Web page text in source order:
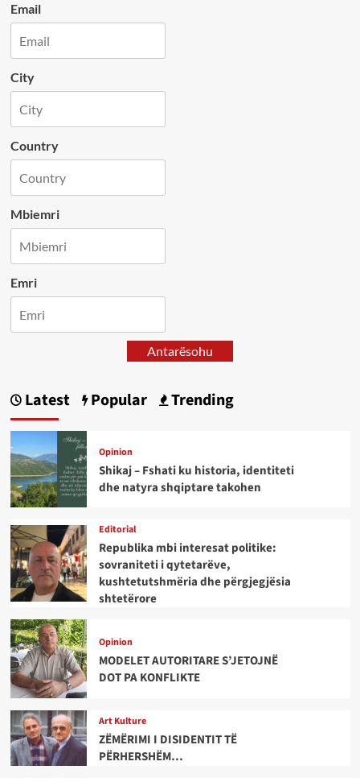
Email
City
Country
Mbiemri
Emri
Antarësohu
Latest Popular Trending
Opinion
Shikaj – Fshati ku historia, identiteti
dhe natyra shqiptare takohen
Editorial
Republika mbi interesat politike:
sovraniteti i qytetarëve,
kushtetutshmëria dhe përgjegjësia
shtetërore
Opinion
MODELET AUTORITARE S’JETOJNË
DOT PA KONFLIKTE
Art Kulture
ZËMËRIMI I DISIDENTIT TË
PËRHERSHËM…